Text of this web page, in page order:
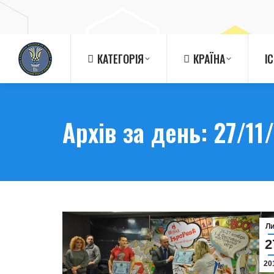
КАТЕГОРІЯ КРАЇНА
Архів за день: 27/